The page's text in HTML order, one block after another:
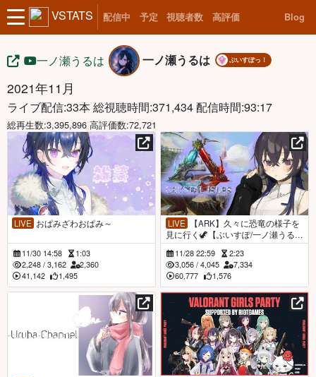
VSTATS 配信中 予定 視聴者数 高評価 Blog
一ノ瀬うるは 一ノ瀬うるは ぶいすぽっ！
2021年11月
ライブ配信:33本 総視聴時間:371,434 配信時間:93:17
総再生数:3,395,896 高評価数:72,721
LIVE おぱみざわおぱみ～
11/30 14:58
1:03
2,248/ 3,162
2,360
41,142
1,495
LIVE
見に行く🦖【ぶいすぽ/一ノ瀬うる
は】
11/28 22:59
2:23
3,056 /4,045
7,334
60,777
1,576